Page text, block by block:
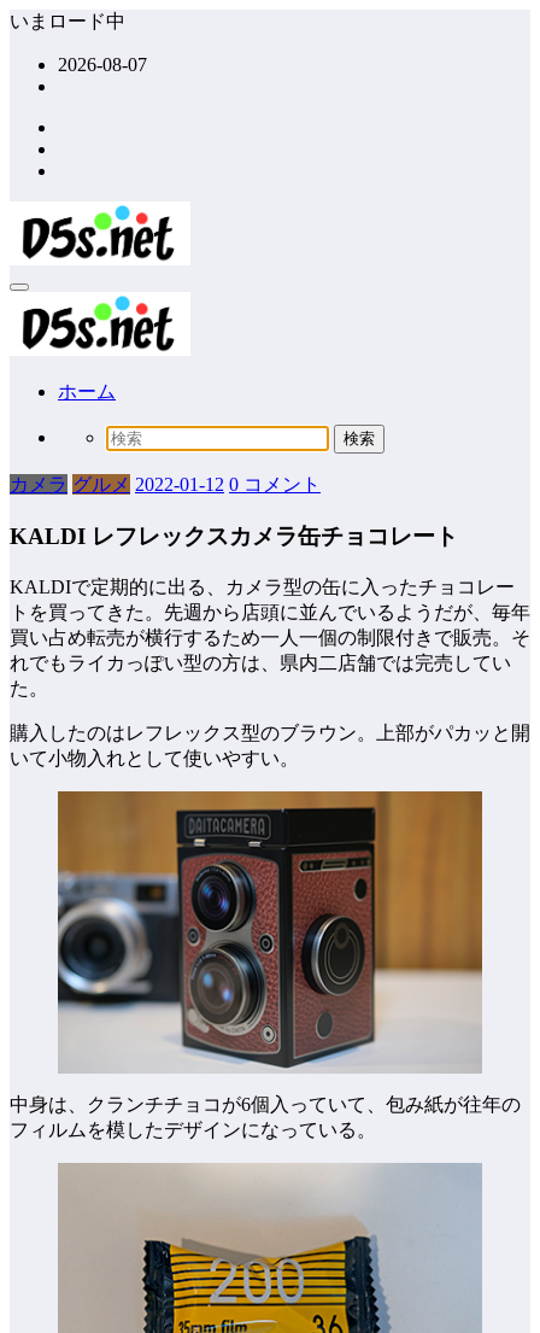
コ
ッ
プ
いまロード中
2026-08-07
ホーム
カメラ グルメ 2022-01-12 0 コメント
KALDI レフレックスカメラ缶チョコレート
KALDIで定期的に出る、カメラ型の缶に入ったチョコレー
トを買ってきた。先週から店頭に並んでいるようだが、毎年
買い占め転売が横行するため一人一個の制限付きで販売。そ
れでもライカっぽい型の方は、県内二店舗では完売してい
た。
購入したのはレフレックス型のブラウン。上部がパカッと開
いて小物入れとして使いやすい。
中身は、クランチチョコが6個入っていて、包み紙が往年の
フィルムを模したデザインになっている。